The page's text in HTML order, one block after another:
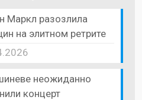
Маркл разозлила
на элитном ретрите
неожиданно
концерт